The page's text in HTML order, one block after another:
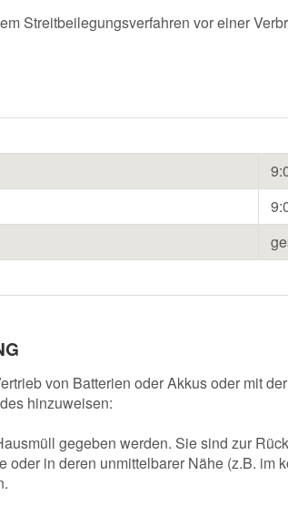
Streitbeilegungsverfahren vor einer
von Batterien oder Akkus oder mit
hinzuweisen:
gegeben werden. Sie sind zur
oder in deren unmittelbarer Nähe (z.B.